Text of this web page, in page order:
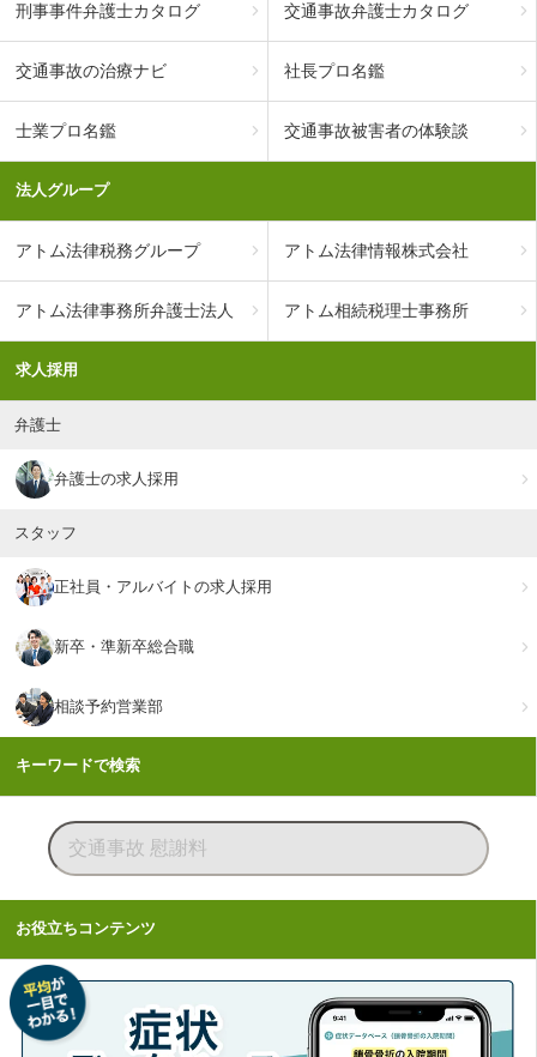
刑事事件弁護士カタログ 交通事故弁護士カタログ
交通事故の治療ナビ 社長プロ名鑑
士業プロ名鑑 交通事故被害者の体験談
法人グループ
アトム法律税務グループ アトム法律情報株式会社
アトム法律事務所弁護士法人 アトム相続税理士事務所
求人採用
弁護士
弁護士の求人採用
スタッフ
正社員・アルバイトの求人採用
新卒・準新卒総合職
相談予約営業部
キーワードで検索
お役立ちコンテンツ